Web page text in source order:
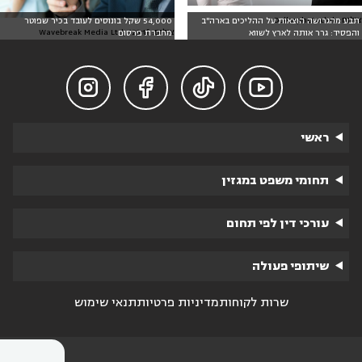
תבע מהגרושה הוצאות על ההליכים בארה"ב
והפסיד: גרר אותה לארץ לשווא
צילום: Dollarphotoclub
54,000 שקל בונוסים לעובד בכיר שפוטר
מחברת פרסום
צילום: Wavebreak Media Ltd, 123rtf




ראשי
תחומי משפט במגזין
עורכי דין לפי תחום
שיתופי פעולה
שרות לקוחותמדיניות פרטיותתנאי שימוש